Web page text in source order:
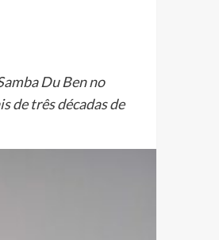
Du Ben no
de três décadas de